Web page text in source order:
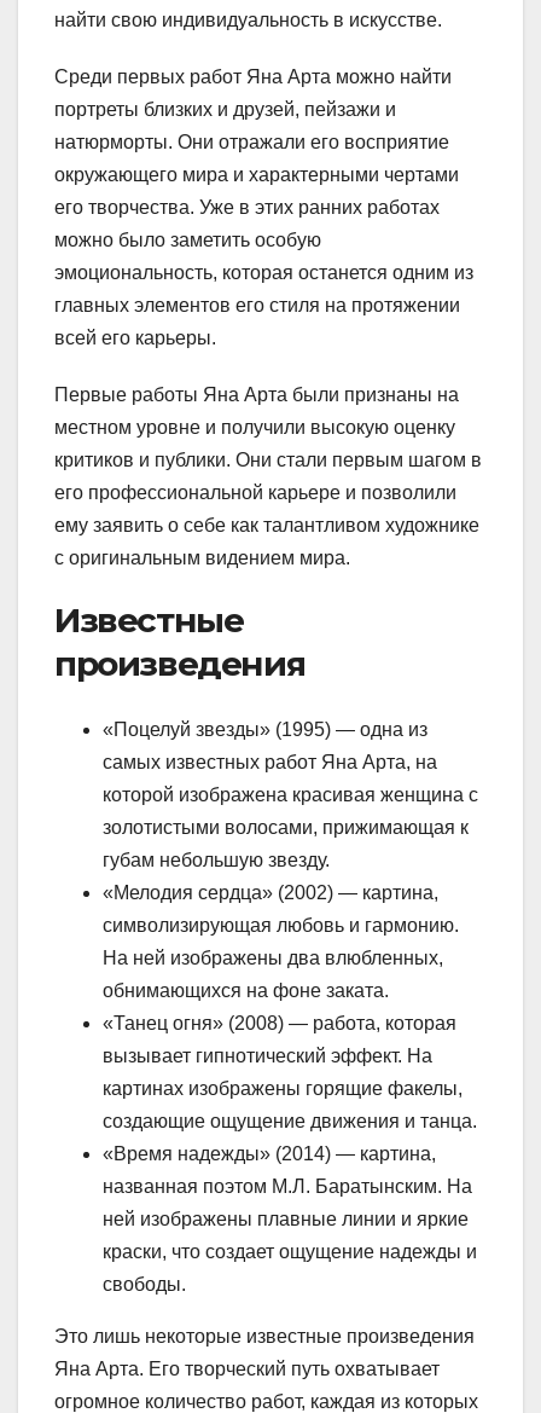
найти свою индивидуальность в искусстве.
Среди первых работ Яна Арта можно найти
портреты близких и друзей, пейзажи и
натюрморты. Они отражали его восприятие
окружающего мира и характерными чертами
его творчества. Уже в этих ранних работах
можно было заметить особую
эмоциональность, которая останется одним из
главных элементов его стиля на протяжении
всей его карьеры.
Первые работы Яна Арта были признаны на
местном уровне и получили высокую оценку
критиков и публики. Они стали первым шагом в
его профессиональной карьере и позволили
ему заявить о себе как талантливом художнике
с оригинальным видением мира.
Известные
произведения
«Поцелуй звезды» (1995) — одна из
самых известных работ Яна Арта, на
которой изображена красивая женщина с
золотистыми волосами, прижимающая к
губам небольшую звезду.
«Мелодия сердца» (2002) — картина,
символизирующая любовь и гармонию.
На ней изображены два влюбленных,
обнимающихся на фоне заката.
«Танец огня» (2008) — работа, которая
вызывает гипнотический эффект. На
картинах изображены горящие факелы,
создающие ощущение движения и танца.
«Время надежды» (2014) — картина,
названная поэтом М.Л. Баратынским. На
ней изображены плавные линии и яркие
краски, что создает ощущение надежды и
свободы.
Это лишь некоторые известные произведения
Яна Арта. Его творческий путь охватывает
огромное количество работ, каждая из которых